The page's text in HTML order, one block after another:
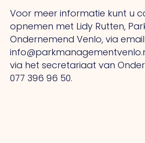
Voor meer informatie kunt u
opnemen met Lidy Rutten,
Ondernemend Venlo, via email
via het secretariaat van
077 396 96 50.